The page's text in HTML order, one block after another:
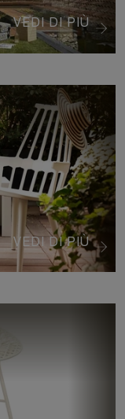
VEDI DI PIÙ
VEDI DI PIÙ